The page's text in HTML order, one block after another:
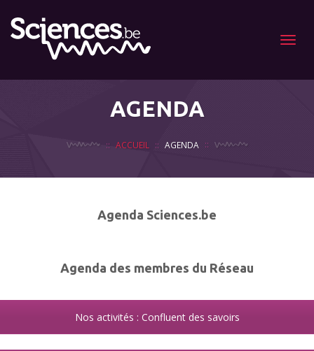
Menu
AGENDA
ACCUEIL AGENDA
Agenda Sciences.be
Agenda des membres du Réseau
Nos activités : Confluent des savoirs